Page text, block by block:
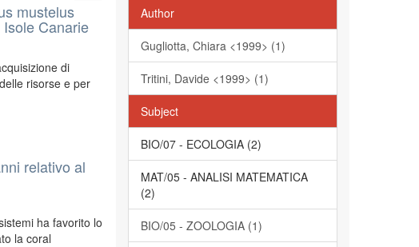
mustelus
Canarie
di
risorse e per
relativo al
ha favorito lo
la coral
Author
Gugliotta, Chiara <1999> (1)
Tritini, Davide <1999> (1)
Subject
BIO/07 - ECOLOGIA (2)
MAT/05 - ANALISI MATEMATICA
(2)
BIO/05 - ZOOLOGIA (1)